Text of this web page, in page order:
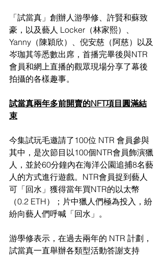
「試當真」創辦人游學修、許賢和蘇致
豪，以及藝人 Locker（林家熙）、
Yanny（陳穎欣）、倪安慈（阿慈）以及
岑珈其等悉數出席，首播完畢後與NTR
會員和網上直播的觀眾現場分享了幕後
拍攝的各樣趣事。
試當真兩年多前開賣的NFT項目圓滿結
束
今集試玩毛邀請了100位 NTR 會員參與
其中，是次節目以100個NTR會員飾演獵
人，並於60分鐘內在海洋公園追捕8名藝
人的方式進行遊戲。NTR會員捉到藝人
可「回水」獲得當年買NTR的以太幣
（0.2 ETH）；片中獵人們極為投入，紛
紛向藝人們呼喊「回水」。
游學修表示，在過去兩年的 NTR 計劃，
試當真一直舉辦各類型活動答謝支持